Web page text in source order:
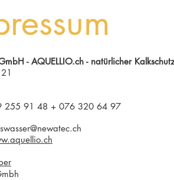
- AQUELLIO.ch - natürlicher
255 91 48 + 076 320 64 97